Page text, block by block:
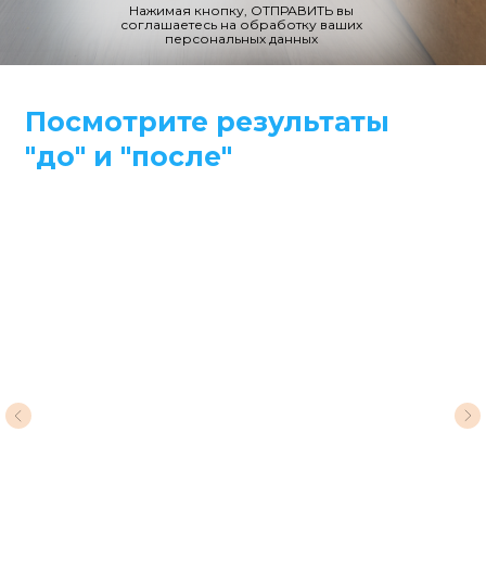
Нажимая кнопку, ОТПРАВИТЬ вы
соглашаетесь на обработку ваших
персональных данных
Посмотрите результаты
"до" и "после"